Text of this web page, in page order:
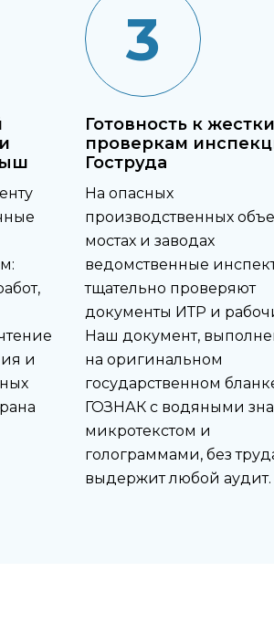
и
3
Готовность к
проверкам
Гоструда
На опасных
производственных
мостах и заводах
ведомственные
тщательно проверяют
документы ИТР и
Наш документ,
на оригинальном
государственном
ГОЗНАК с водяными
микротекстом и
голограммами, без
выдержит любой аудит.